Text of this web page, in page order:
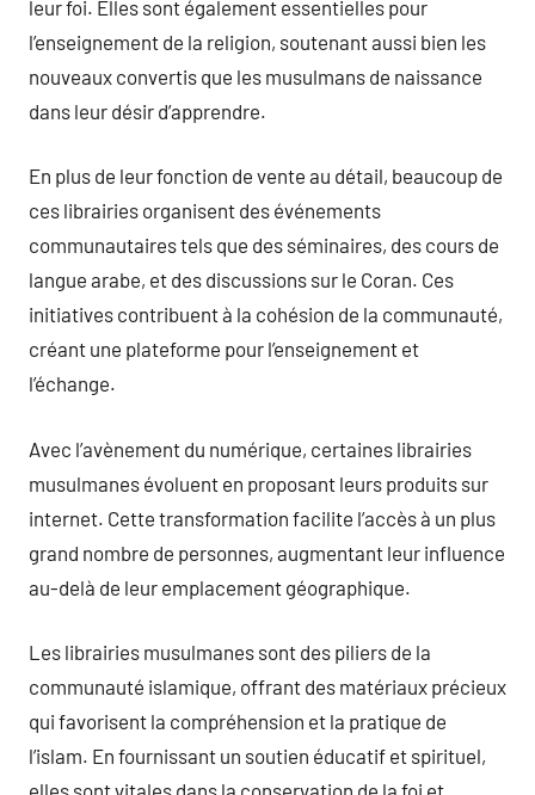
leur foi. Elles sont également essentielles pour
l’enseignement de la religion, soutenant aussi bien les
nouveaux convertis que les musulmans de naissance
dans leur désir d’apprendre.
En plus de leur fonction de vente au détail, beaucoup de
ces librairies organisent des événements
communautaires tels que des séminaires, des cours de
langue arabe, et des discussions sur le Coran. Ces
initiatives contribuent à la cohésion de la communauté,
créant une plateforme pour l’enseignement et
l’échange.
Avec l’avènement du numérique, certaines librairies
musulmanes évoluent en proposant leurs produits sur
internet. Cette transformation facilite l’accès à un plus
grand nombre de personnes, augmentant leur influence
au-delà de leur emplacement géographique.
Les librairies musulmanes sont des piliers de la
communauté islamique, offrant des matériaux précieux
qui favorisent la compréhension et la pratique de
l’islam. En fournissant un soutien éducatif et spirituel,
elles sont vitales dans la conservation de la foi et